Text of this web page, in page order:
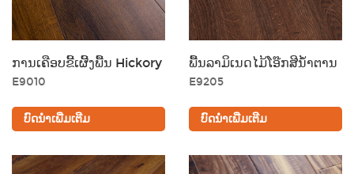
ການເຄືອບຂີ້ເຜີ້ງພື້ນ Hickory
E9010
ບົດນຳເພີ່ມເຕີມ
ພື້ນລາມິເນດໄມ້ໂອ໊ກສີນ້ຳຕານ
E9205
ບົດນຳເພີ່ມເຕີມ
ກຳນົດໂທນສີສຳລັບເຮືອນທີ່ທັນສະໄໝທີ່ເຢັນສະບາຍ.
ສີດຳ ສີນ້ຳຕານ